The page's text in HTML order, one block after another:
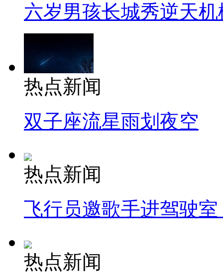
六岁男孩长城秀逆天机
热点新闻
双子座流星雨划夜空
热点新闻
飞行员邀歌手进驾驶
热点新闻